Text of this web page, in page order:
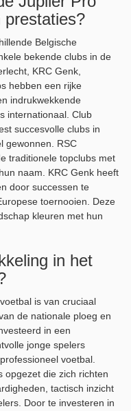
prestaties?
Belgische
bekende clubs in de
KRC Genk,
hebben een rijke
indrukwekkende
internationaal. Club
succesvolle clubs in
gewonnen. RSC
traditionele topclubs met
naam. KRC Genk heeft
door successen te
toernooien. Deze
kleuren met hun
in het
is van cruciaal
de nationale ploeg en
in een
jonge spelers
voetbal.
opgezet die zich richten
tactisch inzicht
Door te investeren in